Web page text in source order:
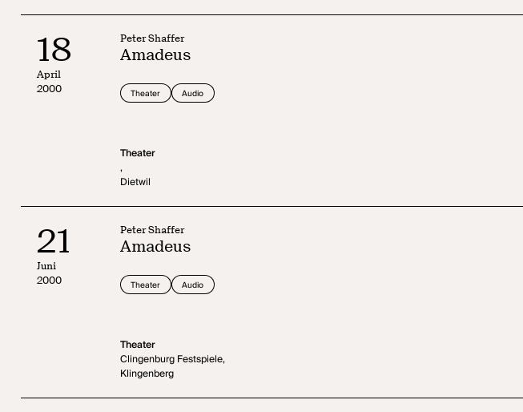
18
April
2000
Peter Shaffer
Amadeus
Theater Audio
Theater
,
Dietwil
21
Juni
2000
Peter Shaffer
Amadeus
Theater Audio
Theater
Clingenburg Festspiele,
Klingenberg